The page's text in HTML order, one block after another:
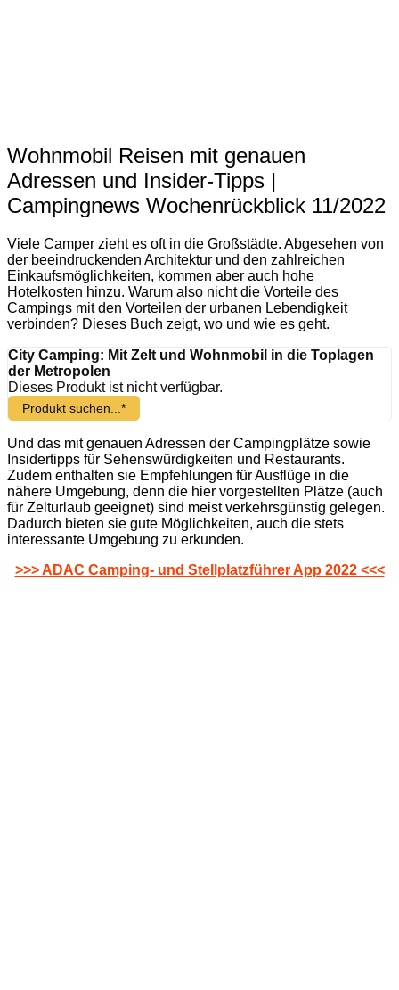
Wohnmobil Reisen mit genauen
Adressen und Insider-Tipps |
Campingnews Wochenrückblick 11/2022
Viele Camper zieht es oft in die Großstädte. Abgesehen von
der beeindruckenden Architektur und den zahlreichen
Einkaufsmöglichkeiten, kommen aber auch hohe
Hotelkosten hinzu. Warum also nicht die Vorteile des
Campings mit den Vorteilen der urbanen Lebendigkeit
verbinden? Dieses Buch zeigt, wo und wie es geht.
City Camping: Mit Zelt und Wohnmobil in die Toplagen
der Metropolen
Dieses Produkt ist nicht verfügbar.
Produkt suchen...*
Und das mit genauen Adressen der Campingplätze sowie
Insidertipps für Sehenswürdigkeiten und Restaurants.
Zudem enthalten sie Empfehlungen für Ausflüge in die
nähere Umgebung, denn die hier vorgestellten Plätze (auch
für Zelturlaub geeignet) sind meist verkehrsgünstig gelegen.
Dadurch bieten sie gute Möglichkeiten, auch die stets
interessante Umgebung zu erkunden.
>>> ADAC Camping- und Stellplatzführer App 2022 <<<